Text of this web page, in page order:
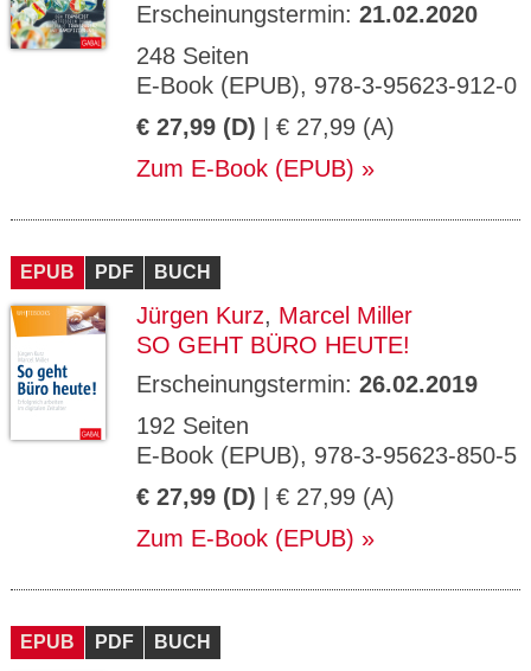
Erscheinungstermin: 21.02.2020
248 Seiten
E-Book (EPUB), 978-3-95623-912-0
€ 27,99 (D) | € 27,99 (A)
Zum E-Book (EPUB)
EPUB PDF BUCH
Jürgen Kurz, Marcel Miller
SO GEHT BÜRO HEUTE!
Erscheinungstermin: 26.02.2019
192 Seiten
E-Book (EPUB), 978-3-95623-850-5
€ 27,99 (D) | € 27,99 (A)
Zum E-Book (EPUB)
EPUB PDF BUCH